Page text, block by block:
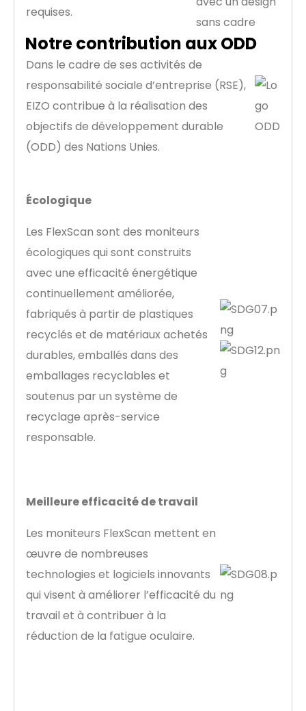
requises.
Notre contribution aux ODD
Dans le cadre de ses activités de
responsabilité sociale d’entreprise (RSE),
EIZO contribue à la réalisation des
objectifs de développement durable
(ODD) des Nations Unies.
Écologique
Les FlexScan sont des moniteurs
écologiques qui sont construits
avec une efficacité énergétique
continuellement améliorée,
fabriqués à partir de plastiques
recyclés et de matériaux achetés
durables, emballés dans des
emballages recyclables et
soutenus par un système de
recyclage après-service
responsable.
Meilleure efficacité de travail
Les moniteurs FlexScan mettent en
œuvre de nombreuses
technologies et logiciels innovants
qui visent à améliorer l’efficacité du
travail et à contribuer à la
réduction de la fatigue oculaire.